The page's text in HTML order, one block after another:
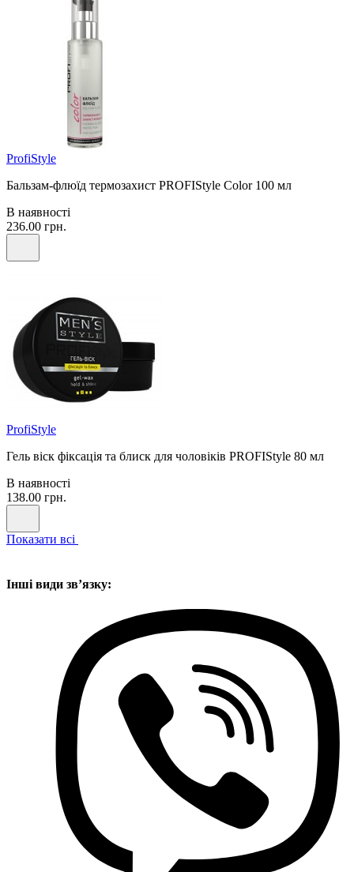
ProfiStyle
Бальзам-флюїд термозахист PROFIStyle Color 100 мл
В наявності
236.00 грн.
ProfiStyle
Гель віск фіксація та блиск для чоловіків PROFIStyle 80 мл
В наявності
138.00 грн.
Показати всі
Інші види звʼязку: